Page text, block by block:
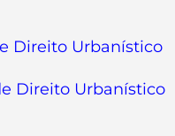
Direito Urbanístico
Direito Urbanístico